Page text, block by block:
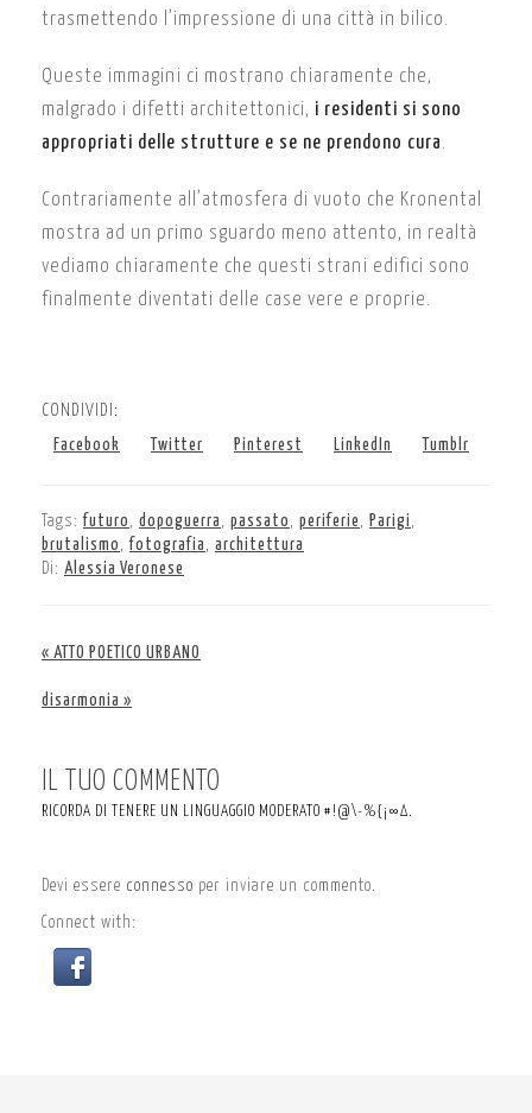
trasmettendo l’impressione di una città in bilico.
Queste immagini ci mostrano chiaramente che,
malgrado i difetti architettonici, i residenti si sono
appropriati delle strutture e se ne prendono cura.
Contrariamente all’atmosfera di vuoto che Kronental
mostra ad un primo sguardo meno attento, in realtà
vediamo chiaramente che questi strani edifici sono
finalmente diventati delle case vere e proprie.
CONDIVIDI:
Facebook Twitter Pinterest LinkedIn Tumblr
Tags:futuro , dopoguerra , passato , periferie , Parigi ,
brutalismo ,fotografia , architettura
Di: Alessia Veronese
« ATTO POETICO URBANO
disarmonia »
IL TUO COMMENTO
RICORDA DI TENERE UN LINGUAGGIO MODERATO #!@\-%{¡∞∆.
Devi essere connesso per inviare un commento.
Connect with: